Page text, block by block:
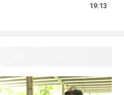
19:13